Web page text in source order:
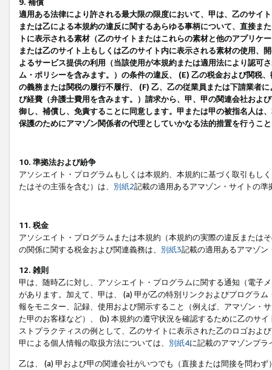
9. 補償
適用ある法律により許される最大限の限度において、甲は、乙のサイ
または乙による本規約の違反に関するあらゆる事柄について、直接ま
トに表示される素材（乙のサイトまたはこれらの素材と他のアプリ
または乙のサイト上もしくは乙のサイト内に表示される素材の使用、
よるサービス提供の利用（当該使用が本規約または適用法により認可
ム・ポリシーを含みます。）の条件の違反、 (E) 乙の税金および関税
の義務または関税の履行不履行、 (F) 乙、乙の従業員または下請業者
び経費（弁護士費用を含みます。）請求から、甲、甲の関連会社およ
御し、補償し、免責することに同意します。甲または甲の被指名人は
保護のためにアマゾン関係者の代理としていかなる法的措置を行うこ
10. 準拠法および紛争
アソシエイト・プログラムもしくは本規約、本規約に基づく取引もし
たはその主張を含む）は、 別紙2記載の適用あるアマゾン・サイトの
11. 税金
アソシエイト・プログラムまたは本規約（本規約の実際の違反または
の関係に関する税金および関連義務は、 別紙3記載の適用あるアマゾン
12. 雑則
甲は、随時乙に対し、アソシエイト・プログラムに関する通知（電子
があります。加えて、甲は、 (a) 甲が乙の特別リンクおよびプログラ
報をモニター、記録、使用および開示すること（例えば、アマゾン・
た甲のお客様など）、 (b) 本規約の遵守状況を確認するために乙のサ
ストプラクティスの例として、乙のサイトに表示された乙のロゴおよ
甲による個人情報の取扱方法については、 別紙4に記載のアマゾンプ
乙は、 (a) 甲および甲の関連会社がいつでも（直接または間接を問わ